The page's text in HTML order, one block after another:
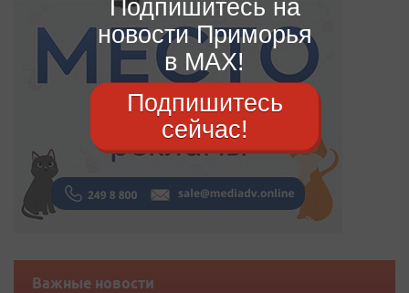
Важные новости
Подпишитесь на
новости Приморья
в MAX!
Подпишитесь
сейчас!